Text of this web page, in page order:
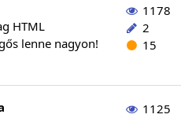
HTML
lenne nagyon!
1178
2
15
1125